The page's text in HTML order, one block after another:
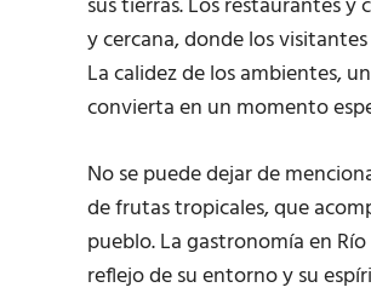
y cercana, donde los
La calidez de los ambientes,
convierta en un momento
No se puede dejar de
de frutas tropicales, que
pueblo. La gastronomía en
reflejo de su entorno y su